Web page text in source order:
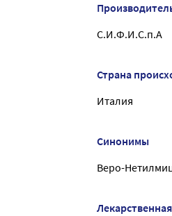
С.И.Ф.И.С.п.А
Страна
Италия
Синонимы
Веро-